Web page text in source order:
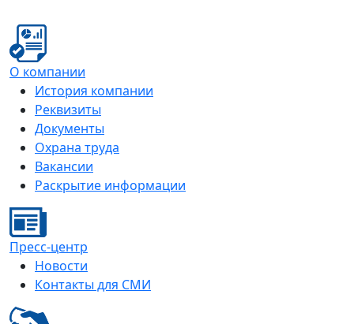
О компании
История компании
Реквизиты
Документы
Охрана труда
Вакансии
Раскрытие информации
Пресс-центр
Новости
Контакты для СМИ